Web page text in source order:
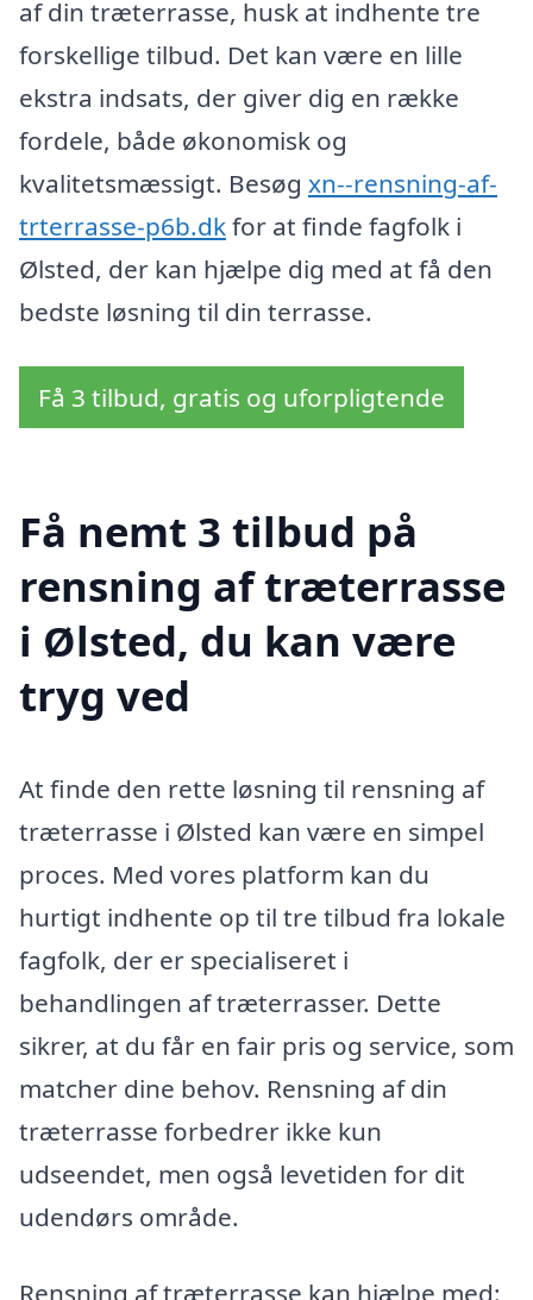
af din træterrasse, husk at indhente tre
forskellige tilbud. Det kan være en lille
ekstra indsats, der giver dig en række
fordele, både økonomisk og
kvalitetsmæssigt. Besøg xn--rensning-af-
trterrasse-p6b.dkfor at finde fagfolk i
Ølsted, der kan hjælpe dig med at få den
bedste løsning til din terrasse.
Få 3 tilbud, gratis og uforpligtende
Få nemt 3 tilbud på
rensning af træterrasse
i Ølsted, du kan være
tryg ved
At finde den rette løsning til rensning af
træterrasse i Ølsted kan være en simpel
proces. Med vores platform kan du
hurtigt indhente op til tre tilbud fra lokale
fagfolk, der er specialiseret i
behandlingen af træterrasser. Dette
sikrer, at du får en fair pris og service, som
matcher dine behov. Rensning af din
træterrasse forbedrer ikke kun
udseendet, men også levetiden for dit
udendørs område.
Rensning af træterrasse kan hjælpe med: